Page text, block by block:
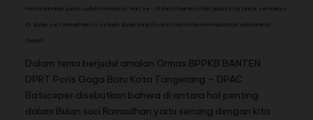
melaksanakan puasa sudah memasuki Hari ke- 16 dan Alhamdulillah puasa kita lancar semuanya.
Di Bulan suci Ramadhan ini sebuah Bulan yang diyakini mulia dan meningkatkan pahala amal
ibadah.
Dalam tema berjudul amalan Ormas BPPKB BANTEN
DPRT Poris Gaga Baru Kota Tangerang – DPAC
Batuceper disebutkan bahwa di antara hal penting
dalam Bulan suci Ramadhan yaitu senang dengan kita